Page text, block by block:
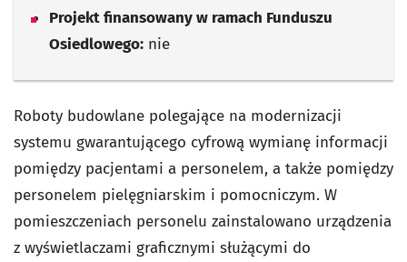
Projekt finansowany w ramach Funduszu
Osiedlowego: nie
Roboty budowlane polegające na modernizacji
systemu gwarantującego cyfrową wymianę informacji
pomiędzy pacjentami a personelem, a także pomiędzy
personelem pielęgniarskim i pomocniczym. W
pomieszczeniach personelu zainstalowano urządzenia
z wyświetlaczami graficznymi służącymi do